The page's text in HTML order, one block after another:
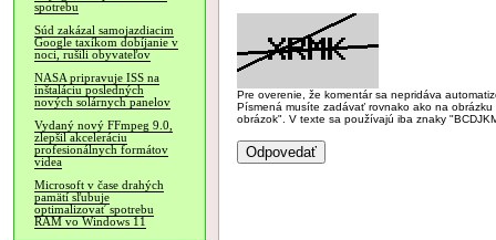
spotrebu
Súd zakázal samojazdiacim
Google taxíkom dobíjanie v
noci, rušili obyvateľov
NASA pripravuje ISS na
inštaláciu posledných
nových solárnych panelov
Vydaný nový FFmpeg 9.0,
zlepšil akceleráciu
profesionálnych formátov
videa
Microsoft v čase drahých
pamätí sľubuje
optimalizovať spotrebu
RAM vo Windows 11
Pre overenie, že komentár sa nepridáva
Písmená musíte zadávať rovnako ako na
obrázok". V texte sa používajú iba znaky